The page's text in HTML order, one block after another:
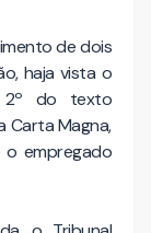
de dois
haja vista o
2º do texto
Carta Magna,
o empregado